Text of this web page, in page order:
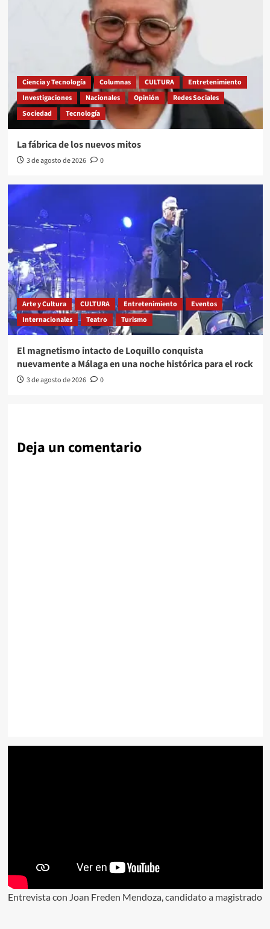
Ciencia y Tecnología Columnas CULTURA
Entretenimiento
Investigaciones
Nacionales Opinión
Redes Sociales
Sociedad
Tecnología
La fábrica de los nuevos mitos
3 de agosto de 2026 0
Arte y Cultura CULTURA Entretenimiento
Eventos
Internacionales
Teatro Turismo
El magnetismo intacto de Loquillo conquista
nuevamente a Málaga en una noche histórica para el rock
3 de agosto de 2026 0
Deja un comentario
Entrevista con Joan Freden Mendoza, candidato a magistrado